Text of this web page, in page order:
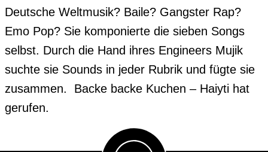
Deutsche Weltmusik? Baile? Gangster Rap?
Emo Pop? Sie komponierte die sieben Songs
selbst. Durch die Hand ihres Engineers Mujik
suchte sie Sounds in jeder Rubrik und fügte sie
zusammen.  Backe backe Kuchen – Haiyti hat
gerufen.